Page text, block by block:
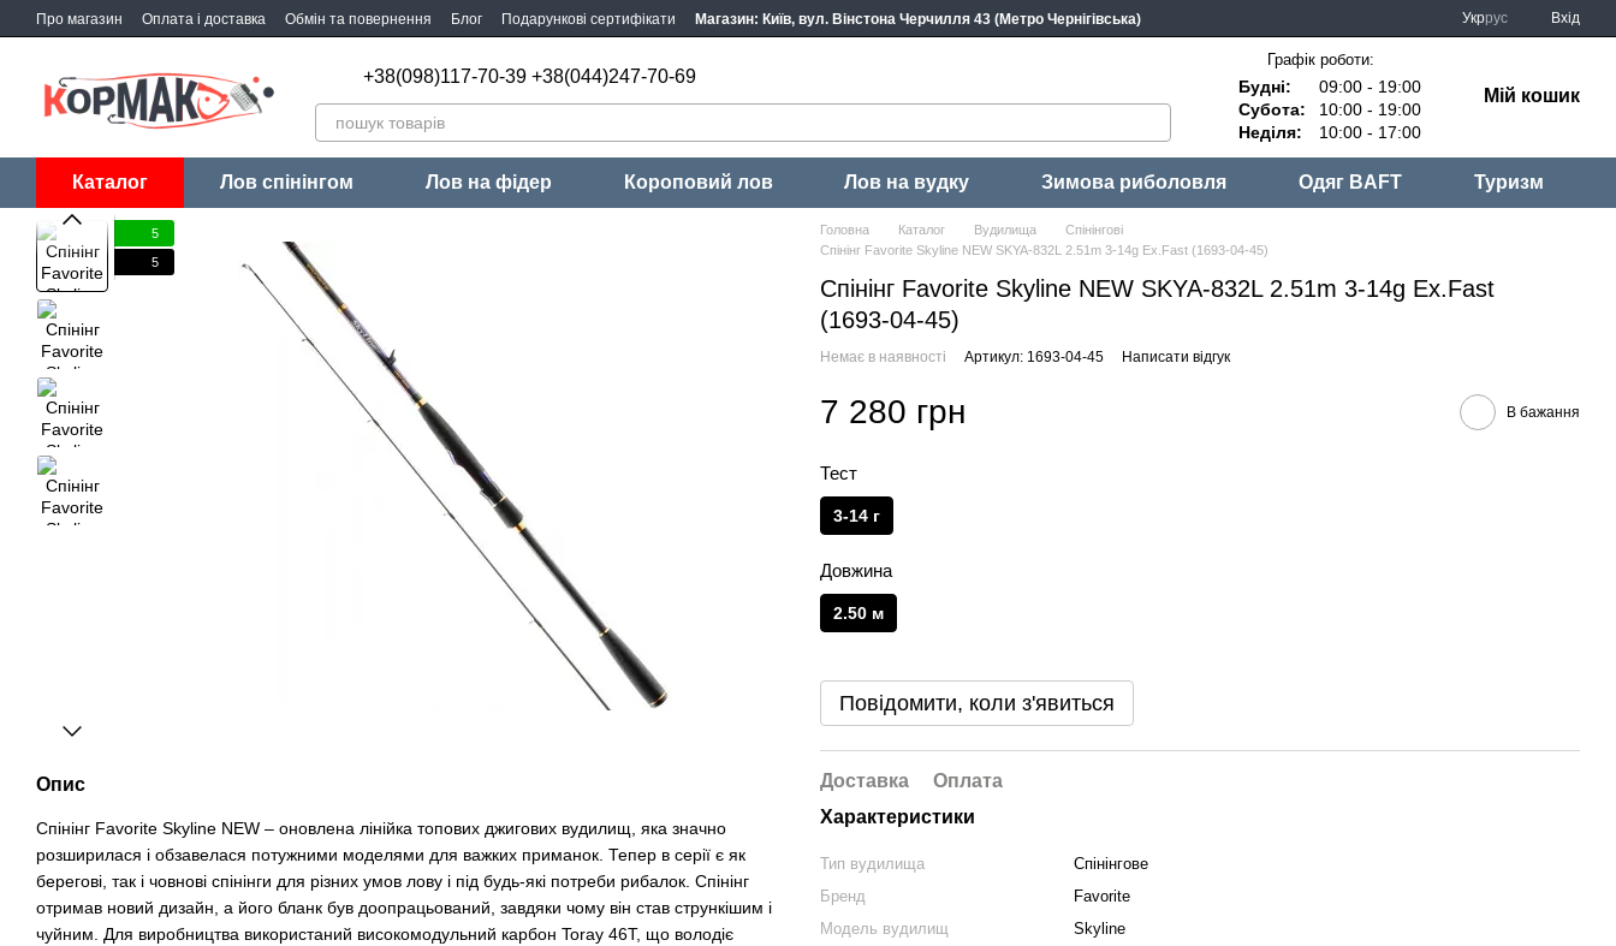
Перейти до основного контенту
Про магазин Оплата і доставка Обмін та повернення Блог Подарункові сертифікати Магазин: Київ, вул. Вінстона Черчилля 43 (Метро Чернігівська) Укррус Вхід
+38(098)117-70-39 +38(044)247-70-69
Графік роботи:
Будні:
09:00 - 19:00
Субота:
10:00 - 19:00
Неділя:
10:00 - 17:00
Мій кошик
Каталог Лов спінінгом Лов на фідер Короповий лов Лов на вудку Зимова риболовля Одяг BAFT Туризм
5
5
Опис
Спінінг Favorite Skyline NEW – оновлена ​​лінійка топових джигових вудилищ, яка значно
розширилася і обзавелася потужними моделями для важких приманок. Тепер в серії є як
берегові, так і човнові спінінги для різних умов лову і під будь-які потреби рибалок. Спінінг
отримав новий дизайн, а його бланк був доопрацьований, завдяки чому він став стрункішим і
чуйним. Для виробництва використаний високомодульний карбон Toray 46T, що володіє
Головна Каталог Вудилища
Спінінгові
Спінінг Favorite Skyline NEW SKYA-832L 2.51m 3-14g Ex.Fast (1693-04-45)
Спінінг Favorite Skyline NEW SKYA-832L 2.51m 3-14g Ex.Fast
(1693-04-45)
Немає в наявності Артикул: 1693-04-45 Написати відгук
7 280 грн В бажання
Тест
3-14 г
Довжина
2.50 м
Повідомити, коли з'явиться
Доставка
Оплата
Характеристики
Тип вудилища
Спінінгове
Бренд
Favorite
Модель вудилищ
Skyline